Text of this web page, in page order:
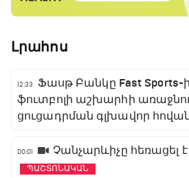
Լրահոս
12:33
Ֆասթ Բանկը Fast Sports-
ֆուտբոլի աշխարհի
ցուցադրման գլխավոր
00:01 Չանչարևիչը հեռացել
ՊԱՇՏՈՆԱԿԱՆ